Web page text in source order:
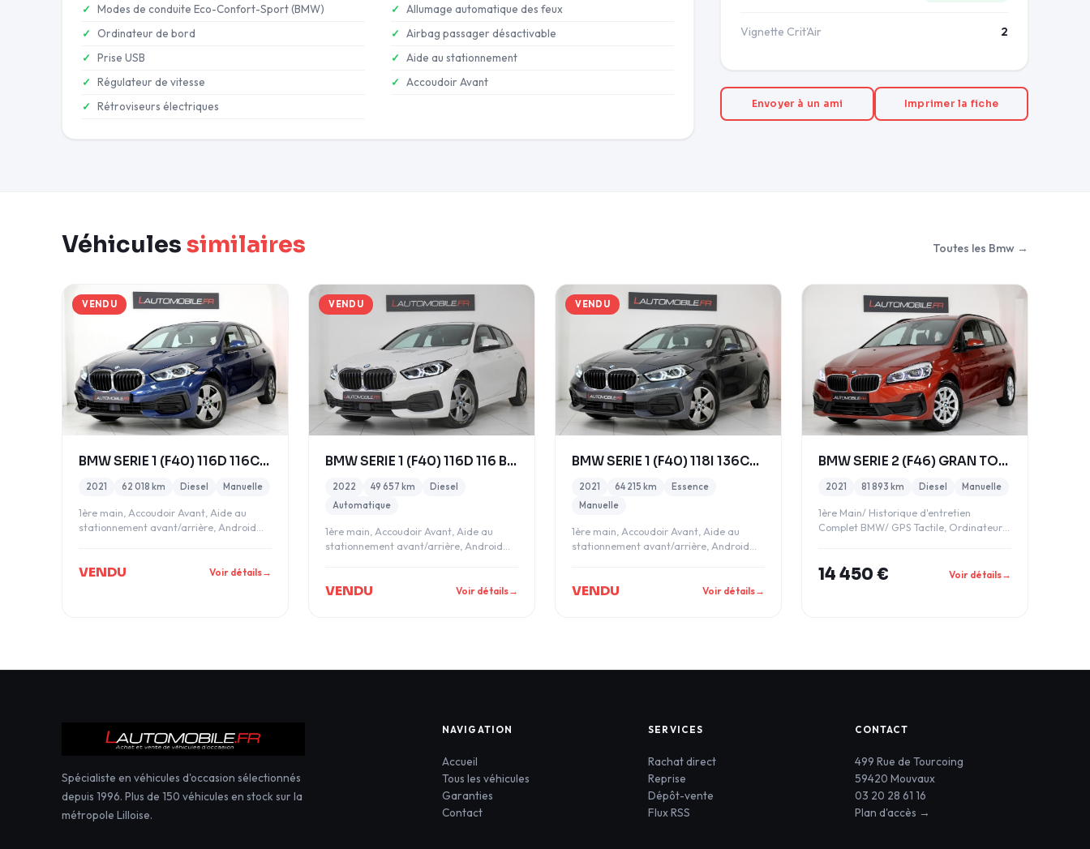
Modes de conduite Eco-Confort-Sport (BMW)
Ordinateur de bord
Prise USB
Régulateur de vitesse
Rétroviseurs électriques
Allumage automatique des feux
Airbag passager désactivable
Aide au stationnement
Accoudoir Avant
Vignette Crit'Air 2
Envoyer à un ami Imprimer la fiche
Véhiculessimilaires Toutes les Bmw →
VENDU
BMW SERIE 1 (F40) 116D 116CH BUSINESS DESIGN 2021
2021 62 018 km Diesel Manuelle
1ère main, Accoudoir Avant, Aide au
stationnement avant/arrière, Android
VENDU Voir détails→
VENDU
BMW SERIE 1 (F40) 116D 116 BUSINESS DESIGN DKG7 20
2022 49 657 km
Diesel
Automatique
1ère main, Accoudoir Avant, Aide au
stationnement avant/arrière, Android
VENDU Voir détails→
VENDU
BMW SERIE 1 (F40) 118I 136CH BUSINESS DESIGN
2021 64 215 km
Essence
Manuelle
1ère main, Accoudoir Avant, Aide au
stationnement avant/arrière, Android
VENDU Voir détails→
BMW SERIE 2 (F46) GRAN TOURER 216D BUSINESS DESIGN
2021 81 893 km Diesel Manuelle
1ère Main/ Historique d'entretien
Complet BMW/ GPS Tactile, Ordinateur
14 450 € Voir détails→
Spécialiste en véhicules d'occasion sélectionnés
depuis 1996. Plus de 150 véhicules en stock sur la
métropole Lilloise.
NAVIGATION
Accueil
Tous les véhicules
Garanties
Contact
SERVICES
Rachat direct
Reprise
Dépôt-vente
Flux RSS
CONTACT
499 Rue de Tourcoing
59420 Mouvaux
03 20 28 61 16
Plan d'accès →